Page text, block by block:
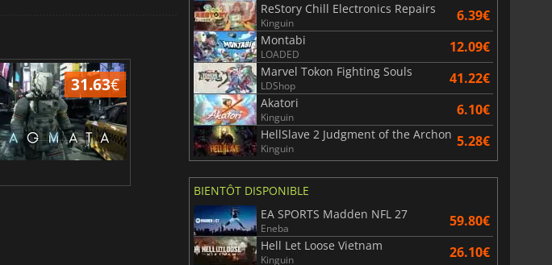
31.63€ 6.75 15.48
ReStory Chill Electronics Repairs
Kinguin 6.39€
Montabi
LOADED 12.09€
Marvel Tokon Fighting Souls
LDShop 41.22€
Akatori
Kinguin 6.10€
HellSlave 2 Judgment of the Archon
Kinguin 5.28€
BIENTÔT DISPONIBLE
EA SPORTS Madden NFL 27
Eneba 59.80€
Hell Let Loose Vietnam
Kinguin 26.10€